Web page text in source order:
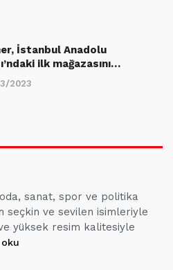
İstanbul Anadolu
ilk mağazasını…
2023
sanat, spor ve politika
seçkin ve sevilen isimleriyle
yüksek resim kalitesiyle
oku